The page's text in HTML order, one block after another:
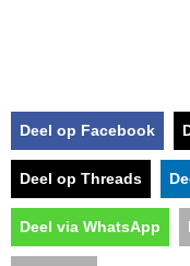
Deel op Facebook
Deel op Threads
Deel via WhatsApp